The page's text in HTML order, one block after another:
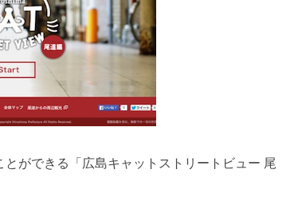
ができる「広島キャットストリートビュー 尾